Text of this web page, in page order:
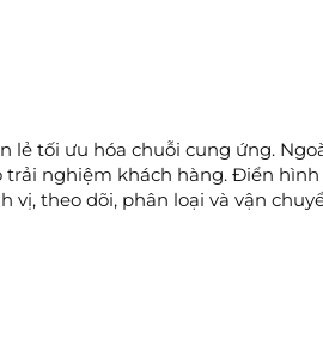
lẻ tối ưu hóa chuỗi cung ứng.
nghiệm khách hàng. Điển hình
theo dõi, phân loại và vận